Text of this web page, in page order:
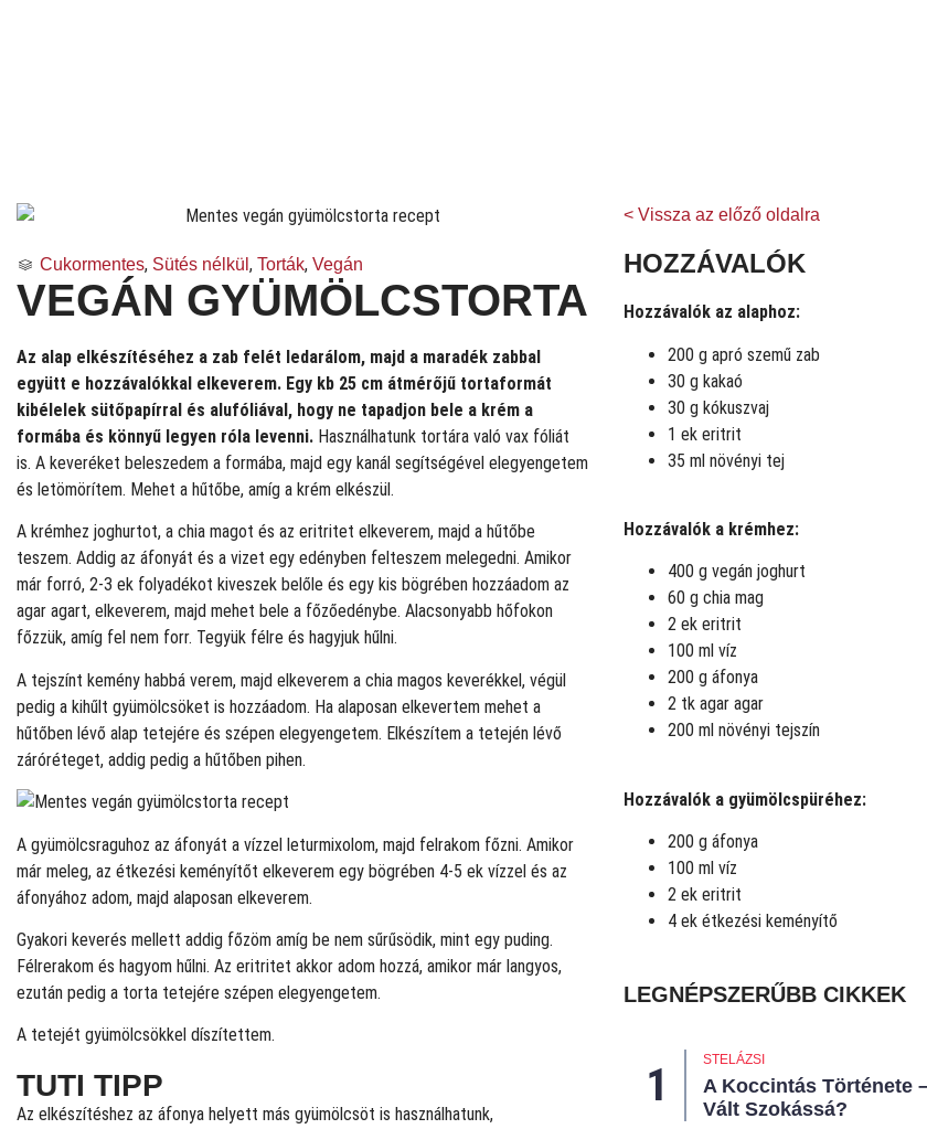
Cukormentes, Sütés nélkül , Torták, Vegán
VEGÁN GYÜMÖLCSTORTA
Az alap elkészítéséhez a zab felét ledarálom, majd a maradék zabbal
együtt e hozzávalókkal elkeverem. Egy kb 25 cm átmérőjű tortaformát
kibélelek sütőpapírral és alufóliával, hogy ne tapadjon bele a krém a
formába és könnyű legyen róla levenni. Használhatunk tortára való vax fóliát
is. A keveréket beleszedem a formába, majd egy kanál segítségével elegyengetem
és letömörítem. Mehet a hűtőbe, amíg a krém elkészül.
A krémhez joghurtot, a chia magot és az eritritet elkeverem, majd a hűtőbe
teszem. Addig az áfonyát és a vizet egy edényben felteszem melegedni. Amikor
már forró, 2-3 ek folyadékot kiveszek belőle és egy kis bögrében hozzáadom az
agar agart, elkeverem, majd mehet bele a főzőedénybe. Alacsonyabb hőfokon
főzzük, amíg fel nem forr. Tegyük félre és hagyjuk hűlni.
A tejszínt kemény habbá verem, majd elkeverem a chia magos keverékkel, végül
pedig a kihűlt gyümölcsöket is hozzáadom. Ha alaposan elkevertem mehet a
hűtőben lévő alap tetejére és szépen elegyengetem. Elkészítem a tetején lévő
záróréteget, addig pedig a hűtőben pihen.
A gyümölcsraguhoz az áfonyát a vízzel leturmixolom, majd felrakom főzni. Amikor
már meleg, az étkezési keményítőt elkeverem egy bögrében 4-5 ek vízzel és az
áfonyához adom, majd alaposan elkeverem.
Gyakori keverés mellett addig főzöm amíg be nem sűrűsödik, mint egy puding.
Félrerakom és hagyom hűlni. Az eritritet akkor adom hozzá, amikor már langyos,
ezután pedig a torta tetejére szépen elegyengetem.
A tetejét gyümölcsökkel díszítettem.
TUTI TIPP
Az elkészítéshez az áfonya helyett más gyümölcsöt is használhatunk,
< Vissza az előző oldalra
HOZZÁVALÓK
Hozzávalók az alaphoz:
200 g apró szemű zab
30 g kakaó
30 g kókuszvaj
1 ek eritrit
35 ml növényi tej
Hozzávalók a krémhez:
400 g vegán joghurt
60 g chia mag
2 ek eritrit
100 ml víz
200 g áfonya
2 tk agar agar
200 ml növényi tejszín
Hozzávalók a gyümölcspüréhez:
200 g áfonya
100 ml víz
2 ek eritrit
4 ek étkezési keményítő
LEGNÉPSZERŰBB CIKKEK
STELÁZSI
A Koccintás Története
Vált Szokássá?